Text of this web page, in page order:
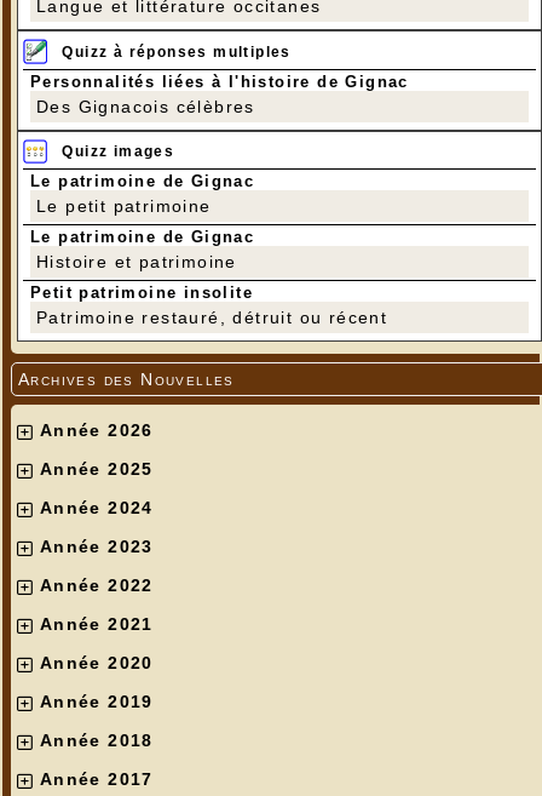
Langue et littérature occitanes
Quizz à réponses multiples
Personnalités liées à l'histoire de Gignac
Des Gignacois célèbres
Quizz images
Le patrimoine de Gignac
Le petit patrimoine
Le patrimoine de Gignac
Histoire et patrimoine
Petit patrimoine insolite
Patrimoine restauré, détruit ou récent
Archives des Nouvelles
Année 2026
Année 2025
Année 2024
Année 2023
Année 2022
Année 2021
Année 2020
Année 2019
Année 2018
Année 2017